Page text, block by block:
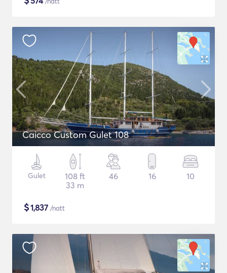
Caicco Custom Gulet 108
Gulet
108 ft
33 m
46 16 10
$1,837 /natt